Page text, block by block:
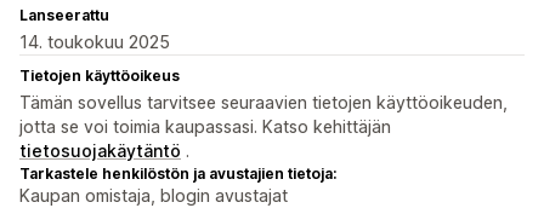
Lanseerattu
14. toukokuu 2025
Tietojen käyttöoikeus
Tämän sovellus tarvitsee seuraavien tietojen käyttöoikeuden,
jotta se voi toimia kaupassasi. Katso kehittäjän
tietosuojakäytäntö .
Tarkastele henkilöstön ja avustajien tietoja:
Kaupan omistaja, blogin avustajat